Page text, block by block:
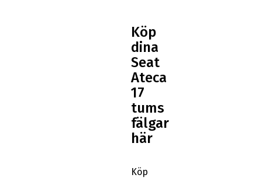
Köp
dina
Seat
Ateca
17
tums
fälgar
här
Köp